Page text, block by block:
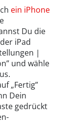
ein iPhone
Du die
iPad
|
und wähle
„Fertig”
Dein
gedrückt